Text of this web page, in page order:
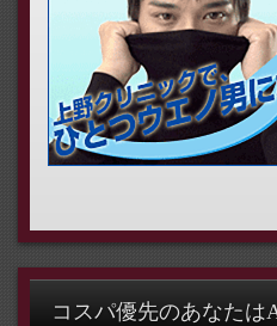
コスパ優先のあなたは